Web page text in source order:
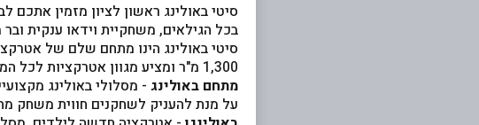
סיטי באולינג ראשון לציון מזמין
בכל הגילאים, משחקיית וידאו ענקית
סיטי באולינג הינו מתחם שלם של
1,300 מ"ר ומציע מגוון אטרקציות לכל המשפחה.
מתחם באולינג - מסלולי באולינג
על מנת להעניק לשחקנים חווית משחק